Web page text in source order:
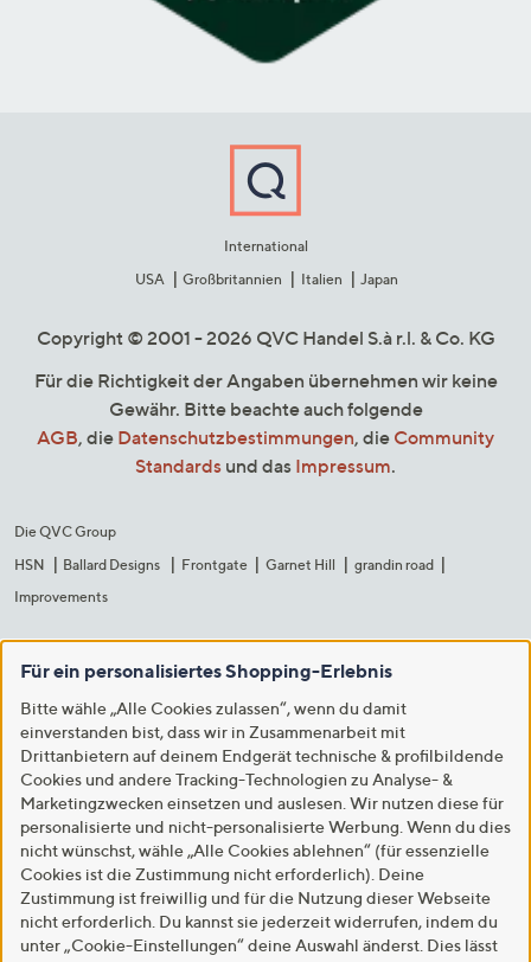
International
USA
Großbritannien Italien Japan
Copyright © 2001 - 2026 QVC Handel S.à r.l. & Co. KG
Für die Richtigkeit der Angaben übernehmen wir keine
Gewähr. Bitte beachte auch folgende
AGB, die Datenschutzbestimmungen, die Community
Standards und das Impressum.
Die QVC Group
HSN
Ballard Designs Frontgate Garnet Hill
grandin road
Improvements
Für ein personalisiertes Shopping-Erlebnis
Bitte wähle „Alle Cookies zulassen“, wenn du damit
einverstanden bist, dass wir in Zusammenarbeit mit
Drittanbietern auf deinem Endgerät technische & profilbildende
Cookies und andere Tracking-Technologien zu Analyse- &
Marketingzwecken einsetzen und auslesen. Wir nutzen diese für
personalisierte und nicht-personalisierte Werbung. Wenn du dies
nicht wünschst, wähle „Alle Cookies ablehnen“ (für essenzielle
Cookies ist die Zustimmung nicht erforderlich). Deine
Zustimmung ist freiwillig und für die Nutzung dieser Webseite
nicht erforderlich. Du kannst sie jederzeit widerrufen, indem du
unter „Cookie-Einstellungen“ deine Auswahl änderst. Dies lässt